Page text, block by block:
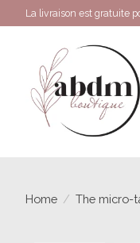
La livraison est gratuite
Home / The micro-